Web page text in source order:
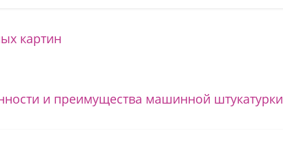
картин
и преимущества машинной штукатурки